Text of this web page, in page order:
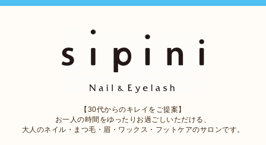
【30代からのキレイをご提案】
お一人の時間をゆったりお過ごしいただける、
大人のネイル・まつ毛・眉・ワックス・フットケアのサロンです。